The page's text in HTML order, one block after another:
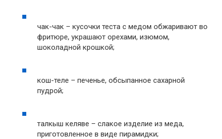
чак-чак – кусочки теста с медом обжаривают во
фритюре, украшают орехами, изюмом,
шоколадной крошкой;
кош-теле – печенье, обсыпанное сахарной
пудрой;
талкыш келяве – слакое изделие из меда,
приготовленное в виде пирамидки;